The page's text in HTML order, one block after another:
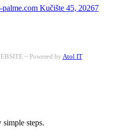
Kučište 45, 20267
~ Powered by Atol IT
steps.